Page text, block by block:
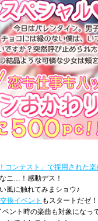
コンテスト」で採用された楽
ニ…！感動デス！
風に触れてみまショウ♪
換イベント もスタートだゼ！
ント時の楽曲も対象になっ